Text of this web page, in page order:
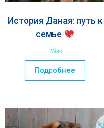
История Даная: путь к
семье
Misc
Подробнее